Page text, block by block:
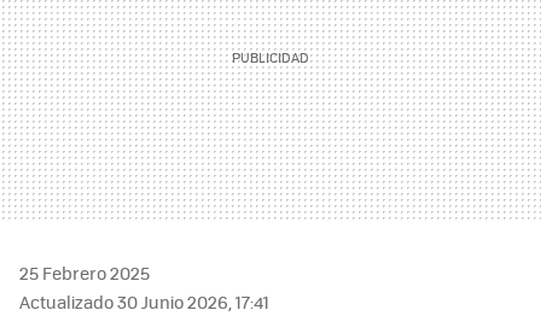
25 Febrero 2025
Actualizado 30 Junio 2026, 17:41